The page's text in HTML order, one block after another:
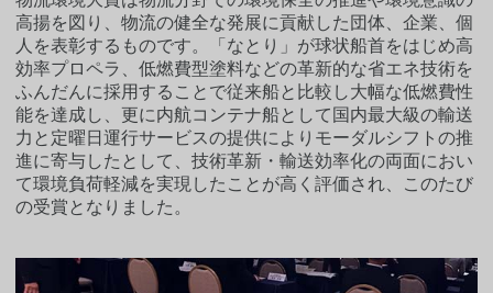
高揚を図り、物流の健全な発展に貢献した団体、企業、個
人を表彰するものです。「なとり」が球状船首をはじめ高
効率プロペラ、低燃費型塗料などの革新的な省エネ技術を
ふんだんに採用することで従来船と比較し大幅な低燃費性
能を達成し、更に内航コンテナ船として国内最大級の輸送
力と定曜日運行サービスの提供によりモーダルシフトの推
進に寄与したとして、技術革新・輸送効率化の両面におい
て環境負荷軽減を実現したことが高く評価され、このたび
の受賞となりました。